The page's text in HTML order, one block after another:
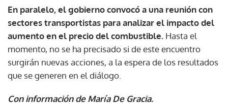
En paralelo, el gobierno convocó a una reunión con
sectores transportistas para analizar el impacto del
aumento en el precio del combustible. Hasta el
momento, no se ha precisado si de este encuentro
surgirán nuevas acciones, a la espera de los resultados
que se generen en el diálogo.
Con información de María De Gracia.